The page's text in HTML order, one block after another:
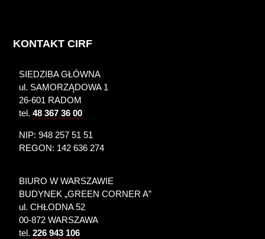
KONTAKT CIRF
SIEDZIBA GŁÓWNA
ul. SAMORZĄDOWA 1
26-601 RADOM
tel.48 367 36 00
NIP: 948 257 51 51
REGON: 142 636 274
BIURO W WARSZAWIE
BUDYNEK „GREEN CORNER A”
ul. CHŁODNA 52
00-872 WARSZAWA
tel.226 943 106